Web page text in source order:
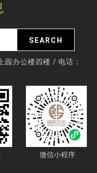
园办公楼四楼 / 电话：
微信小程序